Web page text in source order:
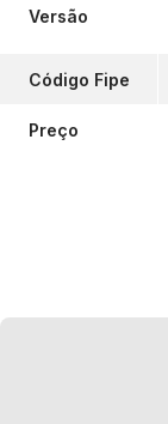
Versão
Código Fipe
Preço